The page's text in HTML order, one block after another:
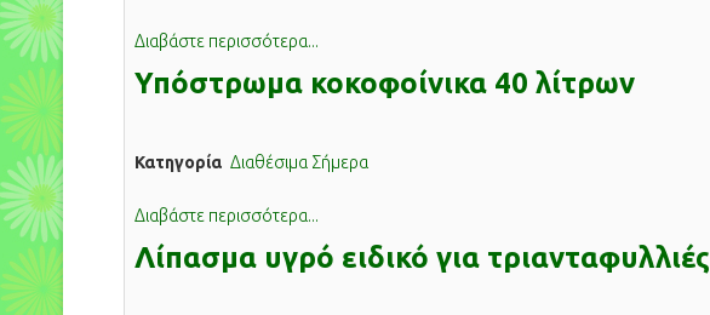
Διαβάστε περισσότερα...
Υπόστρωμα κοκοφοίνικα 40 λίτρων
Κατηγορία Διαθέσιμα Σήμερα
Διαβάστε περισσότερα...
Λίπασμα υγρό ειδικό για τριανταφυλλιές